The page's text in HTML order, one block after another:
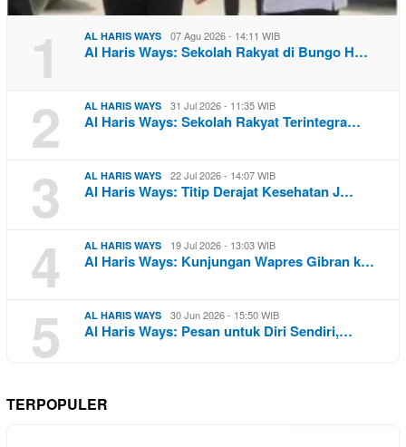
1 AL HARIS WAYS 07 Agu 2026 - 14:11 WIB
Al Haris Ways: Sekolah Rakyat di Bungo H…
2 AL HARIS WAYS 31 Jul 2026 - 11:35 WIB
Al Haris Ways: Sekolah Rakyat Terintegra…
3 AL HARIS WAYS 22 Jul 2026 - 14:07 WIB
Al Haris Ways: Titip Derajat Kesehatan J…
4 AL HARIS WAYS 19 Jul 2026 - 13:03 WIB
Al Haris Ways: Kunjungan Wapres Gibran k…
5 AL HARIS WAYS 30 Jun 2026 - 15:50 WIB
Al Haris Ways: Pesan untuk Diri Sendiri,…
TERPOPULER